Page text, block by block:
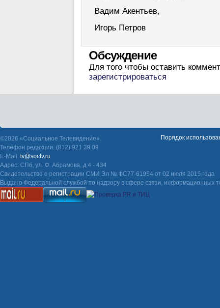
Вадим Акентьев,
Игорь Петров
Обсуждение
Для того чтобы оставить
зарегистрироваться
©2026 «Социальное Телевидение».
Телефон редакции: (812) 921 39 09
E-Mail: tv@soctv.ru
Адрес: СПб, ул. Ф. Абрамова, д 4 - 434
Свидетельство о регистрации СМИ Эл № ФС77-61954 от 02 июля 2015 года
Выдано Федеральной службой по надзору в сфере связи, информационных
Порядок